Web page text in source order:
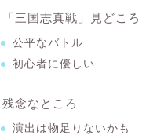
「三国志真戦」見どころ
公平なバトル
初心者に優しい
残念なところ
演出は物足りないかも